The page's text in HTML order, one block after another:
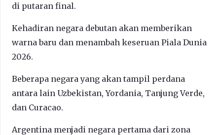
di putaran final.
Kehadiran negara debutan akan memberikan
warna baru dan menambah keseruan Piala Dunia
2026.
Beberapa negara yang akan tampil perdana
antara lain Uzbekistan, Yordania, Tanjung Verde,
dan Curacao.
Argentina menjadi negara pertama dari zona